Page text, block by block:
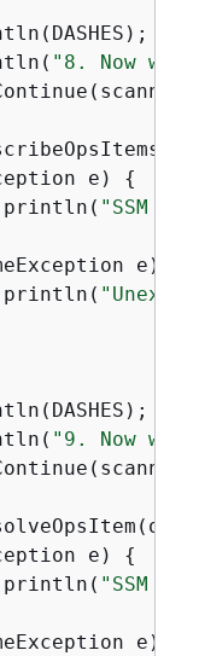
"8. Now we
e) {
"SSM
e)
"9. Now we
e) {
"SSM
e)